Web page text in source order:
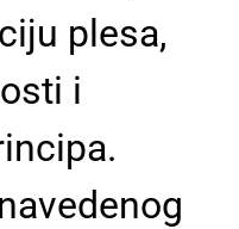
plesa,
i